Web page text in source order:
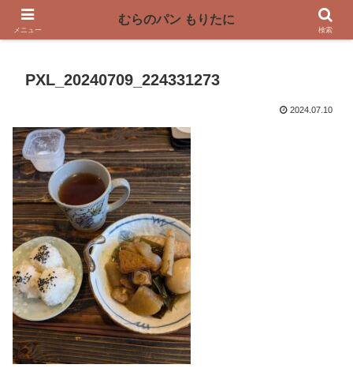
〜奈良県曽爾村の薪窯パン屋〜
PXL_20240709_224331273
2024.07.10
メニュー
むらのパン もりたに
検索